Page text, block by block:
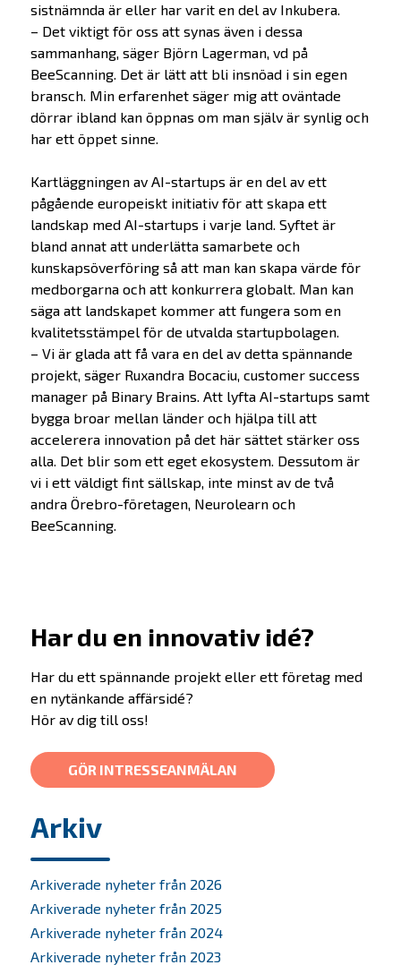
Prepare
Startup
Startup Life Science
Scaleup
sistnämnda är eller har varit en del av Inkubera.
– Det viktigt för oss att synas även i dessa
sammanhang, säger Björn Lagerman, vd på
BeeScanning. Det är lätt att bli insnöad i sin egen
bransch. Min erfarenhet säger mig att oväntade
dörrar ibland kan öppnas om man själv är synlig och
har ett öppet sinne.
Kartläggningen av AI-startups är en del av ett
pågående europeiskt initiativ för att skapa ett
landskap med AI-startups i varje land. Syftet är
bland annat att underlätta samarbete och
kunskapsöverföring så att man kan skapa värde för
medborgarna och att konkurrera globalt. Man kan
säga att landskapet kommer att fungera som en
kvalitetsstämpel för de utvalda startupbolagen.
– Vi är glada att få vara en del av detta spännande
projekt, säger Ruxandra Bocaciu, customer success
manager på Binary Brains. Att lyfta AI-startups samt
bygga broar mellan länder och hjälpa till att
accelerera innovation på det här sättet stärker oss
alla. Det blir som ett eget ekosystem. Dessutom är
vi i ett väldigt fint sällskap, inte minst av de två
andra Örebro-företagen, Neurolearn och
BeeScanning.
Har du en innovativ idé?
Har du ett spännande projekt eller ett företag med
en nytänkande affärsidé?
Hör av dig till oss!
GÖR INTRESSEANMÄLAN
Arkiv
Arkiverade nyheter från 2026
Arkiverade nyheter från 2025
Arkiverade nyheter från 2024
Arkiverade nyheter från 2023